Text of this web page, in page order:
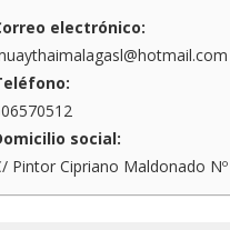
electrónico:
social:
Pintor Cipriano Maldonado